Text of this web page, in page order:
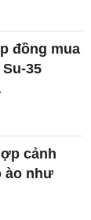
đồng mua
35
cảnh
ào như